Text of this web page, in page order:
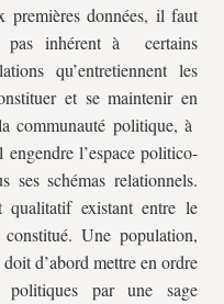
données, il faut
pas inhérent à certains
qu’entretiennent les
et se maintenir en
communauté politique, à
l’espace politico-
ses schémas relationnels.
existant entre le
Une population,
d’abord mettre en ordre
par une sage